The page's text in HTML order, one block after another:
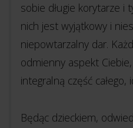
sobie długie korytarze i
nich jest wyjątkowy i
niepowtarzalny dar.
odmienny aspekt
integralną część całego,
Będąc dzieckiem,